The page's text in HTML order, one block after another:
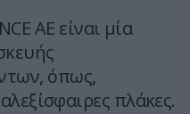
ΑΕ είναι μία
όπως,
πλάκες.